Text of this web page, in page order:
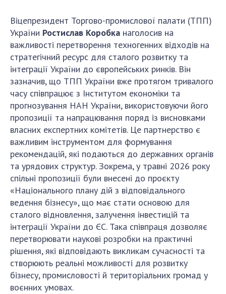
Віцепрезидент Торгово-промислової палати (ТПП)
України Ростислав Коробка наголосив на
важливості перетворення техногенних відходів на
стратегічний ресурс для сталого розвитку та
інтеграції України до європейських ринків. Він
зазначив, що ТПП України вже протягом тривалого
часу співпрацює з Інститутом економіки та
прогнозування НАН України, використовуючи його
пропозиції та напрацювання поряд із висновками
власних експертних комітетів. Це партнерство є
важливим інструментом для формування
рекомендацій, які подаються до державних органів
та урядових структур. Зокрема, у травні 2026 року
спільні пропозиції були внесені до проєкту
«Національного плану дій з відповідального
ведення бізнесу», що має стати основою для
сталого відновлення, залучення інвестицій та
інтеграції України до ЄС. Така співпраця дозволяє
перетворювати наукові розробки на практичні
рішення, які відповідають викликам сучасності та
створюють реальні можливості для розвитку
бізнесу, промисловості й територіальних громад у
воєнних умовах.